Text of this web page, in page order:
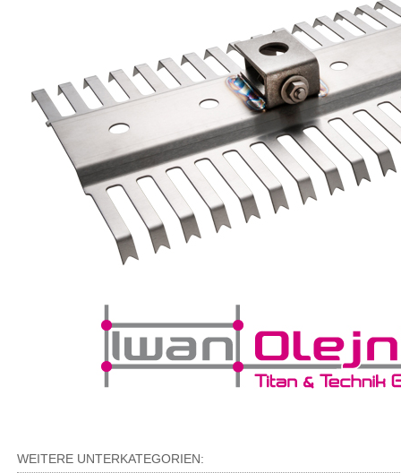
WEITERE UNTERKATEGORIEN: